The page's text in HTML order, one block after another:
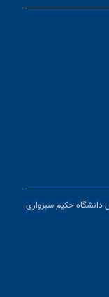
حکیم سبزواری